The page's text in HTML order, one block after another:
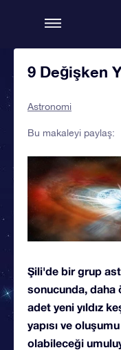
9 Değişken
Astronomi
Bu makaleyi paylaş:
Şili'de bir grup
sonucunda, daha
adet yeni yıldız
yapısı ve
olabileceği